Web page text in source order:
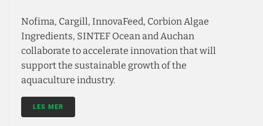
Nofima, Cargill, InnovaFeed, Corbion Algae
Ingredients, SINTEF Ocean and Auchan
collaborate to accelerate innovation that will
support the sustainable growth of the
aquaculture industry.
LES MER